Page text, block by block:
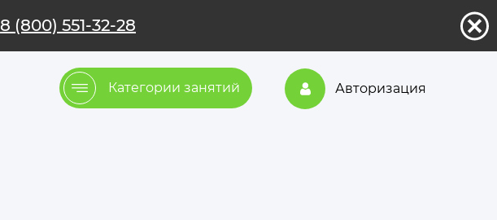
8 (800) 551-32-28
Авторизация
Категории занятий